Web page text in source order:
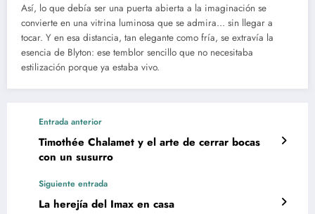
Así, lo que debía ser una puerta abierta a la imaginación se
convierte en una vitrina luminosa que se admira… sin llegar a
tocar. Y en esa distancia, tan elegante como fría, se extravía la
esencia de Blyton: ese temblor sencillo que no necesitaba
estilización porque ya estaba vivo.
Entrada anterior
Timothée Chalamet y el arte de cerrar bocas
con un susurro
Siguiente entrada
La herejía del Imax en casa